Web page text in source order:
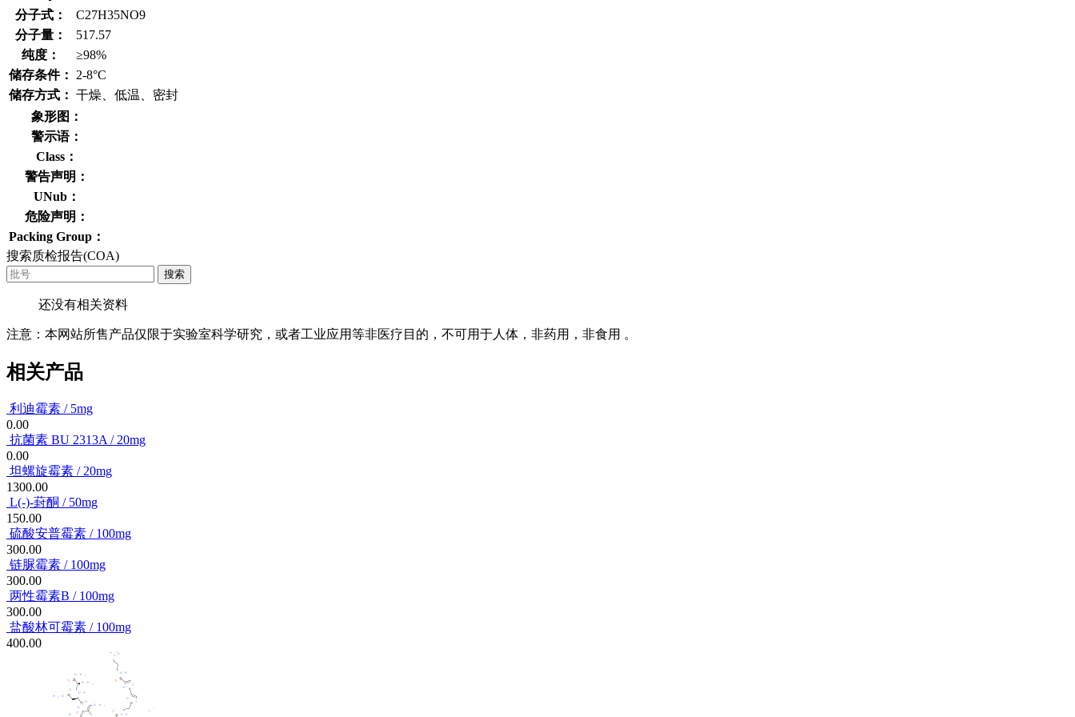
分子式：
C27H35NO9
分子量：
517.57
纯度：
≥98%
储存条件：
2-8°C
储存方式： 干燥、低温、密封
象形图：
警示语：
Class：
警告声明：
UNub：
危险声明：
Packing Group：
搜索质检报告(COA)
搜索
还没有相关资料
注意：本网站所售产品仅限于实验室科学研究，或者工业应用等非医疗目的，不可用于人体，非药用，非食用 。
相关产品
利迪霉素 / 5mg
0.00
抗菌素 BU 2313A / 20mg
0.00
坦螺旋霉素 / 20mg
1300.00
L(-)-葑酮 / 50mg
150.00
硫酸安普霉素 / 100mg
300.00
链脲霉素 / 100mg
300.00
两性霉素B / 100mg
300.00
盐酸林可霉素 / 100mg
400.00